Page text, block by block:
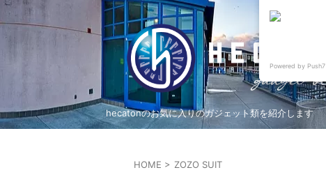
hecatonのお気に入りのガジェット類を紹介します
HOME > ZOZO SUIT
Powered by Push7